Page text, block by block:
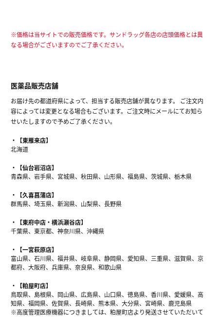
※価格は当サイトでの販売価格です。サンドラッグ各店の店頭価格とは異
なる場合がございますのでご了承ください。
医薬品販売店舗
お届け先の都道府県によって、担当する販売店舗が異なります。 ご注文内
容によっては変更となる場合もございます。ご注文時にメールにてお知ら
せいたしますので予めご了承ください。
【東雁来店】
北海道
【仙台岩沼店】
青森県、岩手県、宮城県、秋田県、山形県、福島県、茨城県、栃木県
【久喜菖蒲店】
群馬県、埼玉県、新潟県、山梨県、長野県
【東府中店・横浜瀬谷店】
千葉県、東京都、神奈川県、沖縄県
【一宮萩原店】
富山県、石川県、福井県、岐阜県、静岡県、愛知県、三重県、滋賀県、京
都府、大阪府、兵庫県、奈良県、和歌山県
【粕屋町店】
鳥取県、島根県、岡山県、広島県、山口県、徳島県、香川県、愛媛県、高
知県、福岡県、佐賀県、長崎県、熊本県、大分県、宮崎県、鹿児島県
※高度管理医療機器につきましては、粕屋町店より発送させていただいて